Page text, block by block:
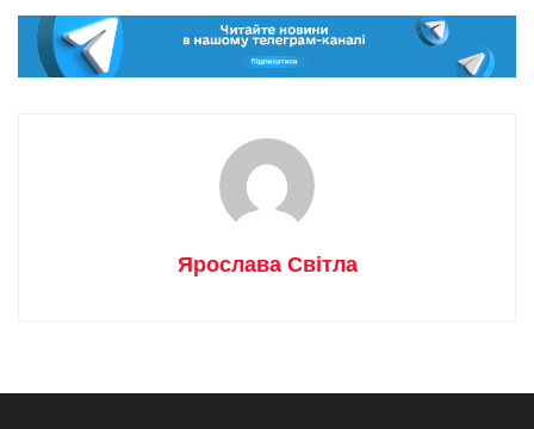
Ярослава Світла